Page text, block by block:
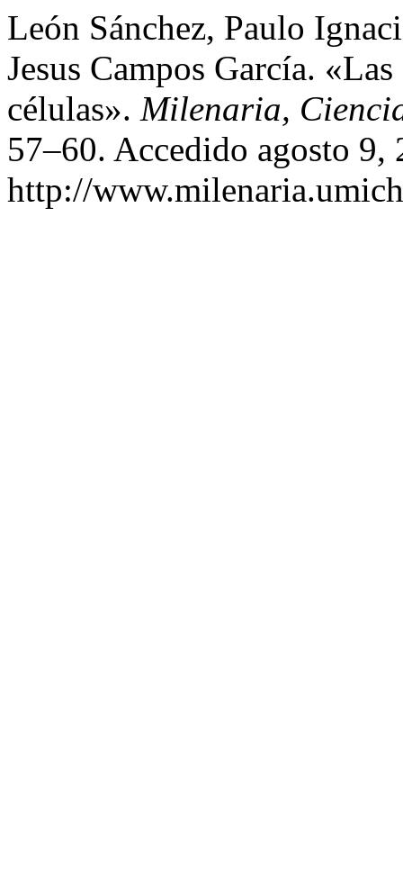
León Sánchez, Paulo
Jesus Campos García.
células». Milenaria,
57–60. Accedido agosto 9,
http://